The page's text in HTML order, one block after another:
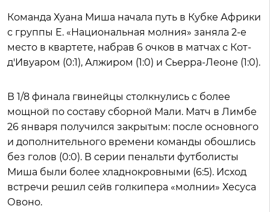
Команда Хуана Миша начала путь в Кубке Африки
с группы E. «Национальная молния» заняла 2-е
место в квартете, набрав 6 очков в матчах с Кот-
д'Ивуаром (0:1), Алжиром (1:0) и Сьерра-Леоне (1:0).
В 1/8 финала гвинейцы столкнулись с более
мощной по составу сборной Мали. Матч в Лимбе
26 января получился закрытым: после основного
и дополнительного времени команды обошлись
без голов (0:0). В серии пенальти футболисты
Миша были более хладнокровными (6:5). Исход
встречи решил сейв голкипера «молнии» Хесуса
Овоно.